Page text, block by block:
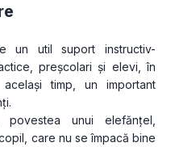
un util suport instructiv-
preșcolari și elevi, în
timp, un important
povestea unui elefănţel,
care nu se împacă bine